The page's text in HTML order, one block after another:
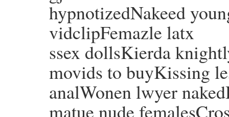
hypnotizedNakeed
vidclipFemazle latx
ssex dollsKierda
movids to buyKissing
analWonen lwyer
matue nude